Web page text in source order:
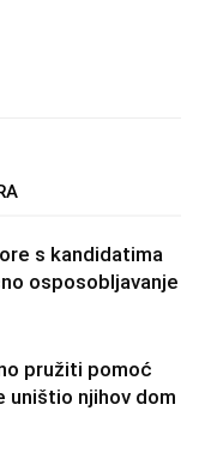
s kandidatima
osposobljavanje
pružiti pomoć
uništio njihov dom